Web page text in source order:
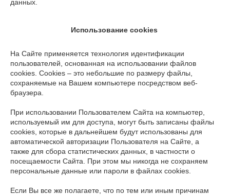
данных.
Использование cookies
На Сайте применяется технология идентификации
пользователей, основанная на использовании файлов
cookies. Сookies – это небольшие по размеру файлы,
сохраняемые на Вашем компьютере посредством веб-
браузера.
При использовании Пользователем Сайта на компьютер,
используемый им для доступа, могут быть записаны файлы
cookies, которые в дальнейшем будут использованы для
автоматической авторизации Пользователя на Сайте, а
также для сбора статистических данных, в частности о
посещаемости Сайта. При этом мы никогда не сохраняем
персональные данные или пароли в файлах cookies.
Если Вы все же полагаете, что по тем или иным причинам